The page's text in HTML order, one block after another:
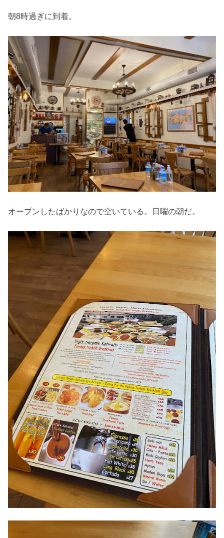
朝8時過ぎに到着。
オープンしたばかりなので空いている。日曜の朝だ。